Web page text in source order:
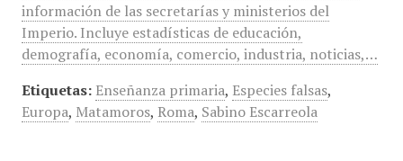
información de las secretarías y ministerios del
Imperio. Incluye estadísticas de educación,
demografía, economía, comercio, industria, noticias,…
Etiquetas: Enseñanza primaria, Especies falsas,
Europa, Matamoros, Roma, Sabino Escarreola